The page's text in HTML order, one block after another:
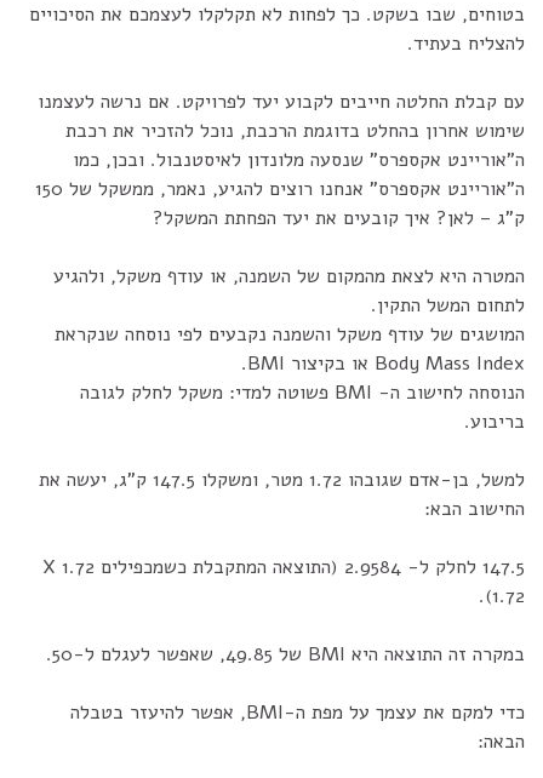
בטוחים, שבו בשקט. כך לפחות לא תקלקלו לעצמכם את הסיכויים
להצליח בעתיד.
עם קבלת החלטה חייבים לקבוע יעד לפרויקט. אם נרשה לעצמנו
שימוש אחרון בהחלט בדוגמת הרכבת, נוכל להזכיר את רכבת
ה"אוריינט אקספרס" שנסעה מלונדון לאיסטנבול. ובכן, כמו
ה"אוריינט אקספרס" אנחנו רוצים להגיע, נאמר, ממשקל של 150
ק"ג – לאן? איך קובעים את יעד הפחתת המשקל?
המטרה היא לצאת מהמקום של השמנה, או עודף משקל, ולהגיע
לתחום המשל התקין.
המושגים של עודף משקל והשמנה נקבעים לפי נוסחה שנקראת
Body Mass Index או בקיצור BMI.
הנוסחה לחישוב ה- BMI פשוטה למדי: משקל לחלק לגובה
בריבוע.
למשל, בן-אדם שגובהו 1.72 מטר, ומשקלו 147.5 ק"ג, יעשה את
החישוב הבא:
147.5 לחלק ל- 2.9584 (התוצאה המתקבלת כשמכפילים 1.72 X
1.72).
במקרה זה התוצאה היא BMI של 49.85, שאפשר לעגלם ל-50.
כדי למקם את עצמך על מפת ה-BMI, אפשר להיעזר בטבלה
הבאה: